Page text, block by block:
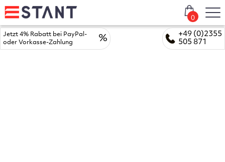
+49 (0)2355
505 871
Jetzt 4% Rabatt bei PayPal-
oder Vorkasse-Zahlung
%
0